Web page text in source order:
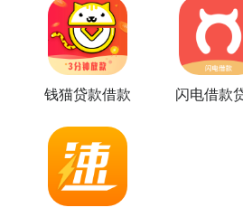
钱猫贷款借款 闪电借款